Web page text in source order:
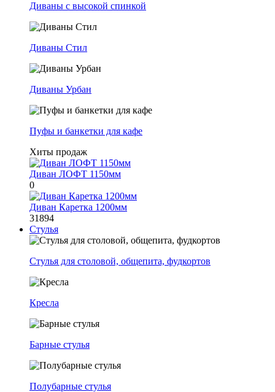
Диваны с высокой спинкой
Диваны Стил
Диваны Урбан
Пуфы и банкетки для кафе
Хиты продаж
Диван ЛОФТ 1150мм
0
Диван Каретка 1200мм
31894
Стулья
Стулья для столовой, общепита, фудкортов
Кресла
Барные стулья
Полубарные стулья